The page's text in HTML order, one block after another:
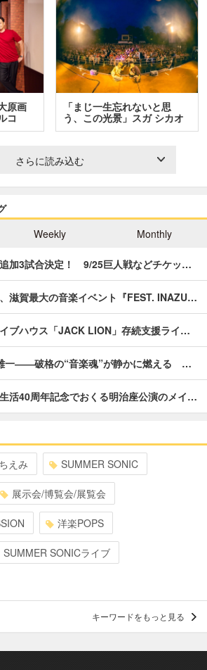
原画
コ
「まじ一生忘れないと思
う、この光景」スガ シカオ
と…
さらに読み込む
Weekly Monthly
加3試合決定！ 9/25巨人戦などチケッ…
滋賀最大の音楽イベント『FEST. INAZU…
ブハウス「JACK LION」存続支援ライ…
一――破格の“音楽魂”が静かに燃える …
活40周年記念でおくる明治座公演のメイ…
えみ SUMMER SONIC
展示会/博覧会/展覧会
洋楽POPS
SUMMER SONICライブ
キーワードをもっと見る